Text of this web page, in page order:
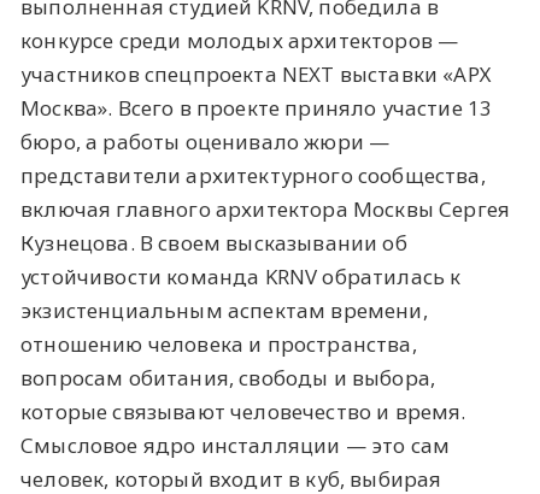
выполненная студией KRNV, победила в
конкурсе среди молодых архитекторов —
участников спецпроекта NEXT выставки «АРХ
Москва». Всего в проекте приняло участие 13
бюро, а работы оценивало жюри —
представители архитектурного сообщества,
включая главного архитектора Москвы Сергея
Кузнецова. В своем высказывании об
устойчивости команда KRNV обратилась к
экзистенциальным аспектам времени,
отношению человека и пространства,
вопросам обитания, свободы и выбора,
которые связывают человечество и время.
Смысловое ядро инсталляции — это сам
человек, который входит в куб, выбирая